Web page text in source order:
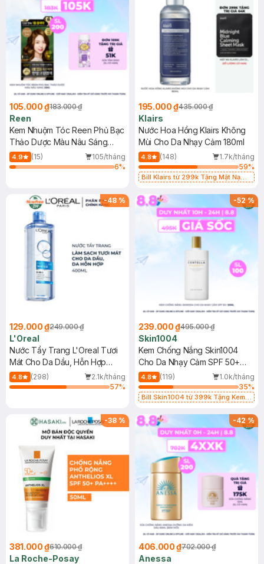
105.000 ₫183.000 ₫
Reen
Kem Nhuộm Tóc Reen Phủ Bạc
Thảo Dược Màu Nâu Sáng
120g
4.9 (15)
105/tháng
6%
195.000 ₫435.000 ₫
Klairs
Nước Hoa Hồng Klairs Không
Mùi Cho Da Nhạy Cảm 180ml
4.8 (148)
1.7k/tháng
59%
Bill Klairs từ 299k Tặng Mặt Nạ
25ml (SL Có Hạn)
-48 %
129.000 ₫249.000 ₫
L'Oreal
Nước Tẩy Trang L'Oreal Tươi
Mát Cho Da Dầu, Hỗn Hợp
400ml
4.8 (298)
2.1k/tháng
57%
-52%
239.000 ₫495.000 ₫
Skin1004
Kem Chống Nắng Skin1004
Cho Da Nhạy Cảm SPF 50+
50ml
4.8 (119)
1.0k/tháng
35%
Bill Skin1004 từ 399k Tặng Kem
SPF 50+ 20ml (SL Có Hạn)
-38 %
381.000 ₫610.000 ₫
La Roche-Posay
-42%
406.000 ₫702.000 ₫
Anessa